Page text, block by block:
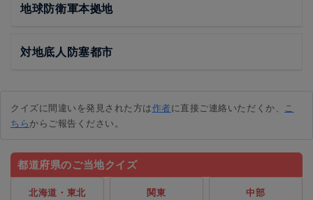
地球防衛軍本拠地
対地底人防塞都市
クイズに間違いを発見された方は作者に直接ご連絡いただくか、 こ
ちらからご報告ください。
都道府県のご当地クイズ
北海道・東北 関東 中部